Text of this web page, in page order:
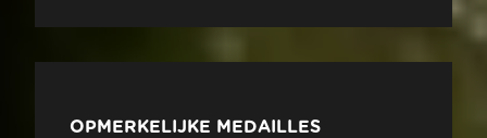
OPMERKELIJKE MEDAILLES